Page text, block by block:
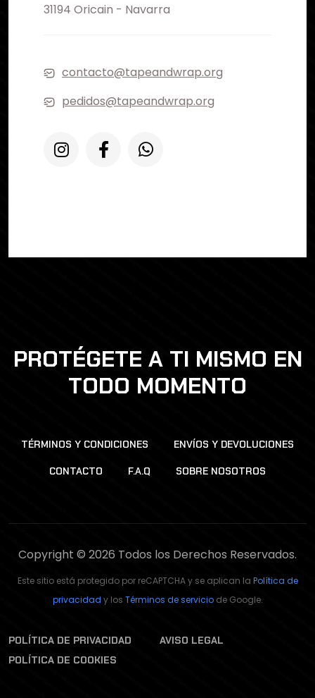
31194 Oricain - Navarra
contacto@tapeandwrap.org
pedidos@tapeandwrap.org
PROTÉGETE A TI MISMO EN
TODO MOMENTO
TÉRMINOS Y CONDICIONES ENVÍOS Y DEVOLUCIONES
CONTACTO F.A.Q SOBRE NOSOTROS
Copyright © 2026 Todos los Derechos Reservados.
Este sitio está protegido por reCAPTCHA y se aplican la Política de
privacidad y los Términos de serviciode Google.
POLÍTICA DE PRIVACIDAD
AVISO LEGAL
POLÍTICA DE COOKIES